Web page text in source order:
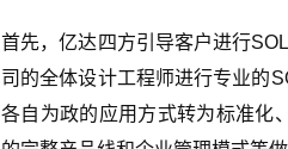
首先，亿达四方引导客户进行
司的全体设计工程师进行专业的
各自为政的应用方式转为标准化